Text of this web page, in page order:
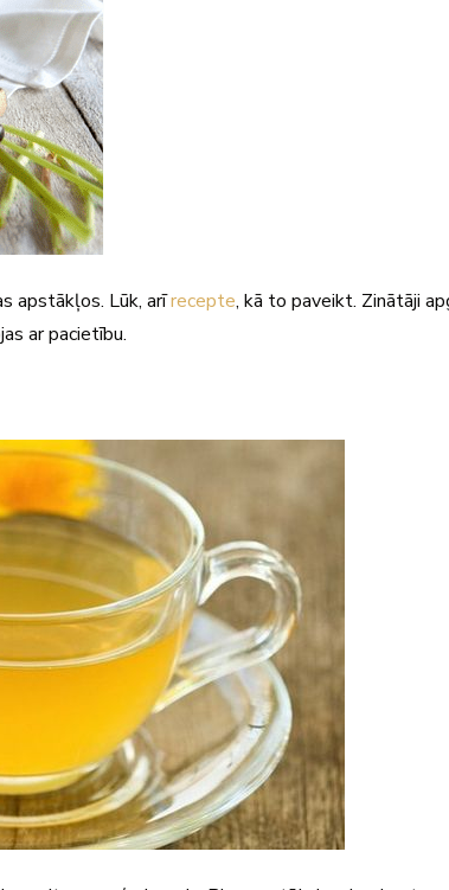
apstākļos. Lūk, arīrecepte, kā to paveikt. Zinātāji
ar pacietību.